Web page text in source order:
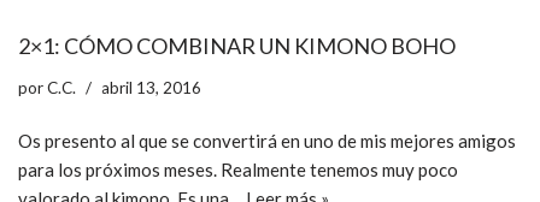
2×1: CÓMO COMBINAR UN KIMONO BOHO
porC.C. abril 13, 2016
Os presento al que se convertirá en uno de mis mejores amigos
para los próximos meses. Realmente tenemos muy poco